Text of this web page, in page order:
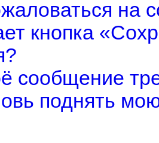
на
кнопка
сообщение
поднять